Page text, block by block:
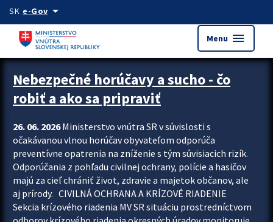
Preskocit na hlavný obsah
SK e-Govarrow_drop_down
Menu menu
Zastavit automatický posun upútavok
Nebezpečné horúčavy a sucho - čo
robiť a ako sa pripraviť
26. 06. 2026Ministerstvo vnútra SR v súvislosti s
očakávanou vlnou horúčav obyvateľom odporúča
preventívne opatrenia na zníženie s tým súvisiacich rizík.
Odporúčania z pohľadu civilnej ochrany, polície a hasičov
majú za cieľ chrániť život, zdravie a majetok občanov, ale
aj prírody. CIVILNÁ OCHRANA A KRÍZOVÉ RIADENIE
Sekcia krízového riadenia MV SR situáciu prostredníctvom